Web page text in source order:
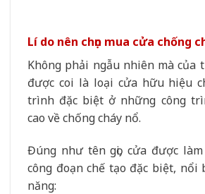
Lí do nên chọn mua cửa chống
Không phải ngẫu nhiên mà của
được coi là loại cửa hữu hiệu
trình đặc biệt ở những công
cao về chống cháy nổ.
Đúng như tên gọi, cửa được
công đoạn chế tạo đặc biệt, nổi
năng: